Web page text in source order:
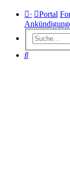
· Portal
Suche